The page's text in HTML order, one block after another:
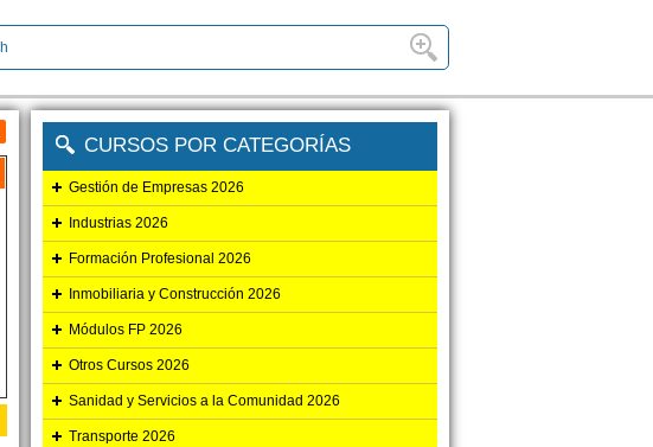
CURSOS POR CATEGORÍAS
Gestión de Empresas 2026
Industrias 2026
Formación Profesional 2026
Inmobiliaria y Construcción 2026
Módulos FP 2026
Otros Cursos 2026
Sanidad y Servicios a la Comunidad 2026
Transporte 2026